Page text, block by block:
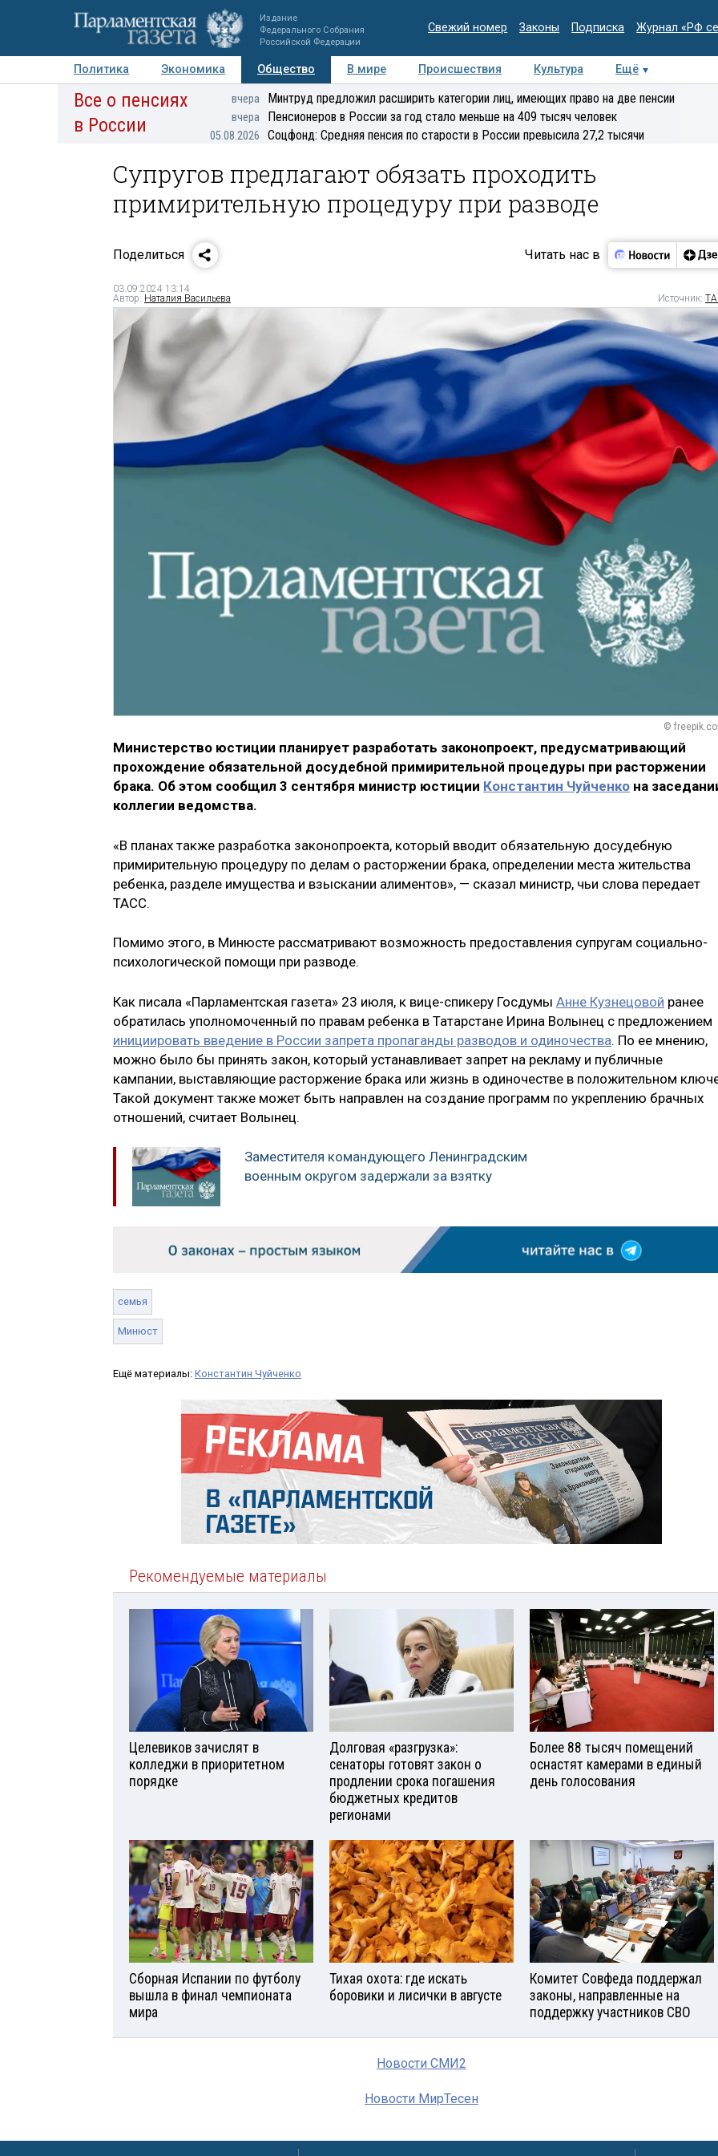
Издание
Федерального Собрания
Российской Федерации
Свежий номер Законы Подписка Журнал «РФ
Политика Экономика Общество В мире Происшествия Культура
Ещё
Авторы Персоны Мнения Регионы Медиацентр Интервью Колумнисты
Все о пенсиях
в России
вчера Минтруд предложил расширить категории лиц, имеющих право на две пенсии
вчера Пенсионеров в России за год стало меньше на 409 тысяч человек
05.08.2026 Соцфонд: Средняя пенсия по старости в России превысила 27,2 тысячи
Супругов предлагают обязать проходить
примирительную процедуру при разводе
Поделиться Читать нас в
03.09.2024 13:14
Автор: Наталия Васильева Источник:
©
Министерство юстиции планирует разработать законопроект, предусматривающий
прохождение обязательной досудебной примирительной процедуры при расторжении
брака. Об этом сообщил 3 сентября министр юстиции Константин Чуйченко на
коллегии ведомства.
«В планах также разработка законопроекта, который вводит обязательную досудебную
примирительную процедуру по делам о расторжении брака, определении места жительства
ребенка, разделе имущества и взыскании алиментов», — сказал министр, чьи слова передает
ТАСС.
Помимо этого, в Минюсте рассматривают возможность предоставления супругам социально-
психологической помощи при разводе.
Как писала «Парламентская газета» 23 июля, к вице-спикеру Госдумы Анне Кузнецовой ранее
обратилась уполномоченный по правам ребенка в Татарстане Ирина Волынец с предложением
инициировать введение в России запрета пропаганды разводов и одиночества. По ее мнению,
можно было бы принять закон, который устанавливает запрет на рекламу и публичные
кампании, выставляющие расторжение брака или жизнь в одиночестве в положительном
Такой документ также может быть направлен на создание программ по укреплению брачных
отношений, считает Волынец.
Заместителя командующего Ленинградским
военным округом задержали за взятку
семья
Минюст
Ещё материалы: Константин Чуйченко
Рекомендуемые материалы
Целевиков зачислят в
колледжи в приоритетном
порядке
Долговая «разгрузка»:
сенаторы готовят закон о
продлении срока погашения
бюджетных кредитов
регионами
Более 88 тысяч помещений
оснастят камерами в единый
день голосования
Сборная Испании по футболу
вышла в финал чемпионата
мира
Тихая охота: где искать
боровики и лисички в августе
Комитет Совфеда поддержал
законы, направленные на
поддержку участников СВО
Новости СМИ2
Новости МирТесен